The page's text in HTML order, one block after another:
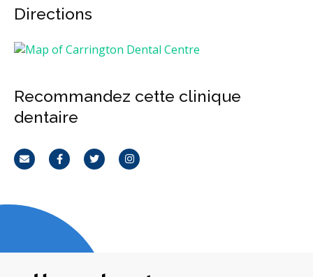
Directions
Recommandez cette clinique
dentaire
CourrielFacebookTwitterInstagram